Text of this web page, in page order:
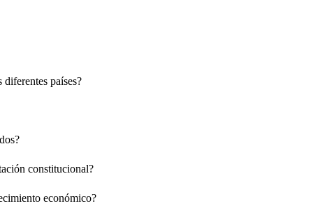
países?
constitucional?
económico?